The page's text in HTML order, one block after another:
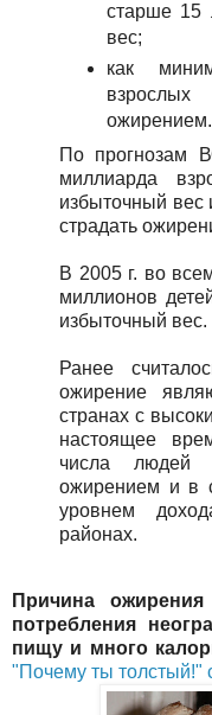
старше 15
вес;
как
ожирением.
По прогнозам
миллиарда
избыточный вес
страдать
В 2005 г. во
миллионов
избыточный вес.
Ранее
ожирение
странах с
настоящее
числа
ожирением и в
уровнем
районах.
Причина ожирения
потребления
пищу и много
"Почему ты толстый!"